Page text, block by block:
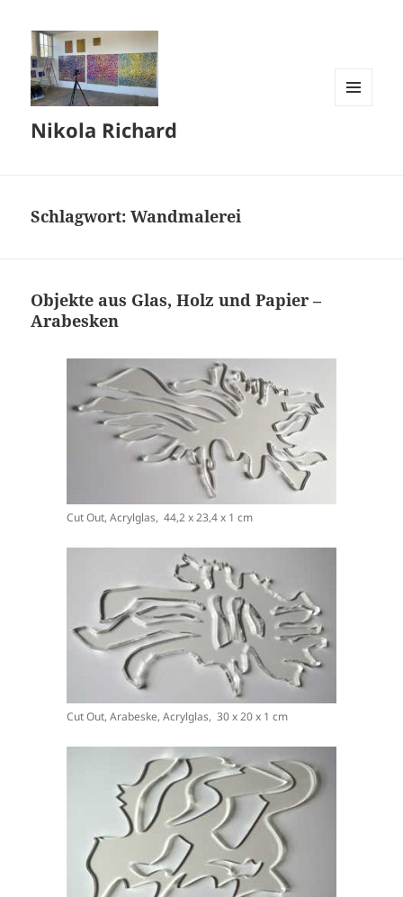
Nikola Richard
Schlagwort:Wandmalerei
Objekte aus Glas, Holz und Papier –
Arabesken
Cut Out, Acrylglas, 44,2 x 23,4 x 1 cm
Cut Out, Arabeske, Acrylglas, 30 x 20 x 1 cm